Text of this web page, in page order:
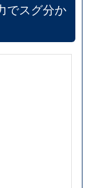
でスグ分か